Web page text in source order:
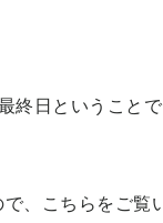
終日ということ
、こちらをご覧